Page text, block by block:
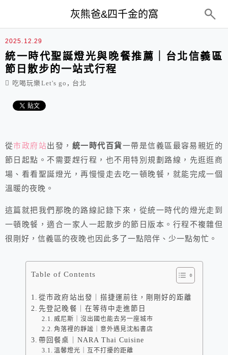
灰熊爸&四千金的窩
2025.12.29
統一時代聖誕燈光與晚餐推薦｜台北信義區
節日散步的一站式行程
吃喝玩樂Let's go , 台北
從市政府站出發， 統一時代百貨一帶是信義區最容易親近的
節日起點。不需要趕行程，也不用特別規劃路線，先逛逛商
場、看看聖誕燈光，再慢慢走去吃一頓晚餐，就能完成一個
溫暖的夜晚。
這篇就把我們那晚的路線記錄下來，從統一時代的燈光走到
一頓晚餐，適合一家人一起散步的節日版本。行程不複雜但
很剛好，信義區的夜晚也因此多了一點陪伴、少一點匆忙。
Table of Contents
從市政府站出發｜搭捷運前往，剛剛好的距離
先登記晚餐｜在等待中走進節日
威尼斯｜沒出國也能去另一座城市
角落裡的靜謐｜意外遇見沈船書店
帶回餐桌｜NARA Thai Cuisine
溫馨燈光｜互不打擾的距離